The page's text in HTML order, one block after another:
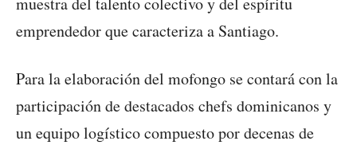
emprendedor que caracteriza a Santiago.
Para la elaboración del mofongo se contará con la
participación de destacados chefs dominicanos y
un equipo logístico compuesto por decenas de